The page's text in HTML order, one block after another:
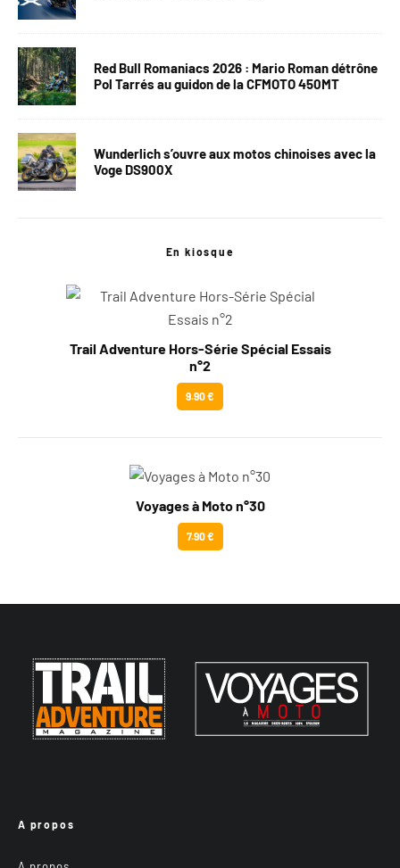
Red Bull Romaniacs 2026 : Mario Roman détrône
Pol Tarrés au guidon de la CFMOTO 450MT
Wunderlich s’ouvre aux motos chinoises avec la
Voge DS900X
En kiosque
Trail Adventure Hors-Série Spécial Essais
n°2
9.90 €
Voyages à Moto n°30
7.90 €
A propos